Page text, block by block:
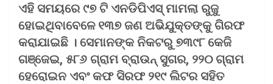
ଏହି ସମୟରେ ୯୭ ଟି ଏନଡିପିଏସ୍‌ ମାମଲା ରୁଜୁ
ହୋଇଥିବାବେଳେ ୧୩୭ ଜଣ ଅଭିଯୁକ୍ତଙ୍କୁ ଗିରଫ
କରାଯାଇଛି । ସେମାନଙ୍କ ନିକଟରୁ ୭୩୯୮ କେଜି
ଗଞ୍ଜେଇ, ୫୮୬ ଗ୍ରାମ ବ୍ରାଉନ୍‌ ସୁଗର, ୨୨୦ ଗ୍ରାମ
ହେରୋଇନ ଏବଂ କଫ ସିରଫ ୨୧୯ ଲିଟର ସହିତ